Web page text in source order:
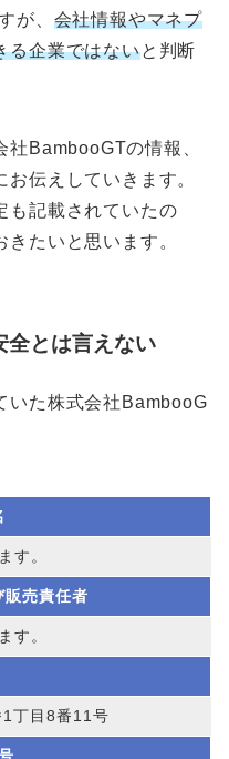
が、 会社情報やマネプ
る企業ではないと判断
BambooGTの情報、
伝えしていきます。
も記載されていたの
たいと思います。
とは言えない
いた株式会社BambooG
す。
販売責任者
す。
丁目8番11号